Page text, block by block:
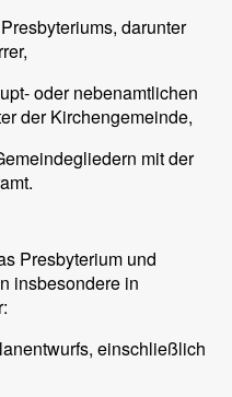
darunter
oder nebenamtlichen
der Kirchengemeinde,
mit der
Presbyterium und
insbesondere in
einschließlich